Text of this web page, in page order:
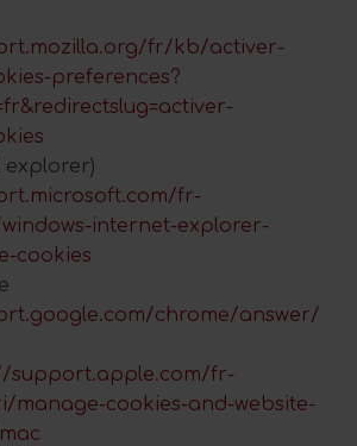
fr/kb/activer-
preferences?
explorer)
fr-
internet-explorer-
cookies
chrome/answer/
support.apple.com/fr-
cookies-and-website-